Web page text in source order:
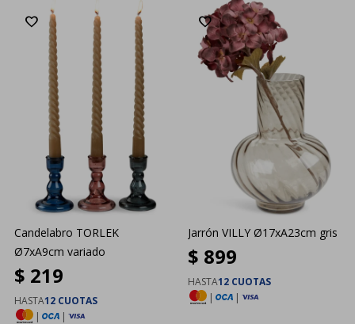
Candelabro TORLEK
Ø7xA9cm variado
$ 219
HASTA12 CUOTAS
|
|
Jarrón VILLY Ø17xA23cm gris
$ 899
HASTA12 CUOTAS
|
|